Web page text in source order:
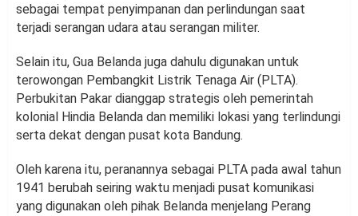
sebagai tempat penyimpanan dan perlindungan saat
terjadi serangan udara atau serangan militer.
Selain itu, Gua Belanda juga dahulu digunakan untuk
terowongan Pembangkit Listrik Tenaga Air (PLTA).
Perbukitan Pakar dianggap strategis oleh pemerintah
kolonial Hindia Belanda dan memiliki lokasi yang terlindungi
serta dekat dengan pusat kota Bandung.
Oleh karena itu, peranannya sebagai PLTA pada awal tahun
1941 berubah seiring waktu menjadi pusat komunikasi
yang digunakan oleh pihak Belanda menjelang Perang